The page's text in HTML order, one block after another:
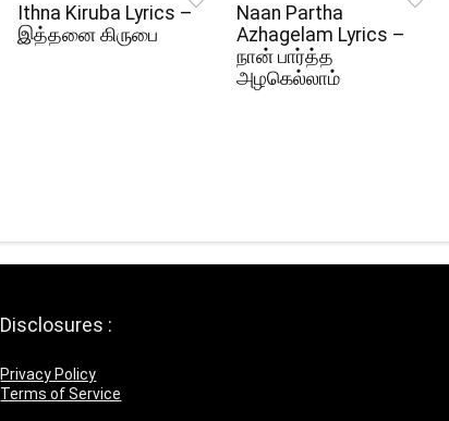
Ithna Kiruba Lyrics –
இத்தனை கிருபை
Naan Partha
Azhagelam Lyrics –
நான் பார்த்த
அழகெல்லாம்
Disclosures :
Privacy Policy
Terms of Service